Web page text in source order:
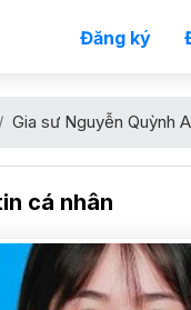
Đăng ký
Gia sư Nguyễn Quỳnh
cá nhân